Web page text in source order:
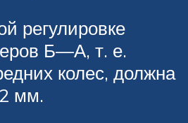
регулировке
Б—А, т. е.
колес, должна
мм.